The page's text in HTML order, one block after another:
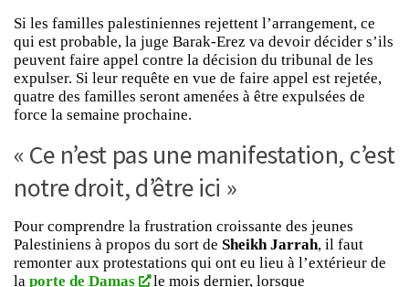
Si les familles palestiniennes rejettent l’arrangement, ce
qui est probable, la juge Barak-Erez va devoir décider s’ils
peuvent faire appel contre la décision du tribunal de les
expulser. Si leur requête en vue de faire appel est rejetée,
quatre des familles seront amenées à être expulsées de
force la semaine prochaine.
« Ce n’est pas une manifestation, c’est
notre droit, d’être ici »
Pour comprendre la frustration croissante des jeunes
Palestiniens à propos du sort de Sheikh Jarrah, il faut
remonter aux protestations qui ont eu lieu à l’extérieur de
la porte de Damas
le mois dernier, lorsque